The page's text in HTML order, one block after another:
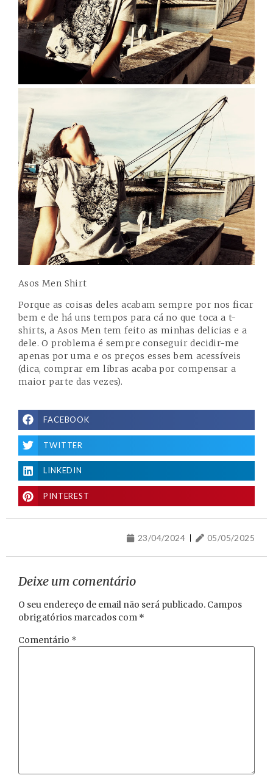
Asos Men Shirt
Porque as coisas deles acabam sempre por nos ficar
bem e de há uns tempos para cá no que toca a t-
shirts, a Asos Men tem feito as minhas delicias e a
dele. O problema é sempre conseguir decidir-me
apenas por uma e os preços esses bem acessíveis
(dica, comprar em libras acaba por compensar a
maior parte das vezes).
FACEBOOK
TWITTER
LINKEDIN
PINTEREST
23/04/2024 05/05/2025
Deixe um comentário
O seu endereço de email não será publicado. Campos
obrigatórios marcados com *
Comentário *